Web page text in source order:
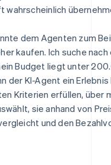
wahrscheinlich
dem Agenten zum
kaufen. Ich suche
Budget liegt unter
der KI-Agent ein
Kriterien erfüllen, über
sie anhand von
und den